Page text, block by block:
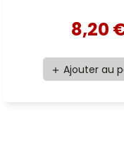
8,20
add Ajouter au